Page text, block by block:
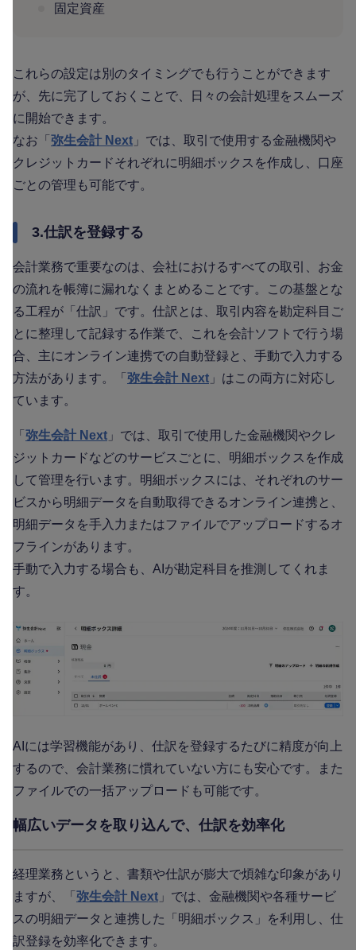
固定資産
これらの設定は別のタイミングでも行うことができます
が、先に完了しておくことで、日々の会計処理をスムーズ
に開始できます。
なお「 弥生会計 Next 」では、取引で使用する金融機関や
クレジットカードそれぞれに明細ボックスを作成し、口座
ごとの管理も可能です。
3.仕訳を登録する
会計業務で重要なのは、会社におけるすべての取引、お金
の流れを帳簿に漏れなくまとめることです。この基盤とな
る工程が「仕訳」です。仕訳とは、取引内容を勘定科目ご
とに整理して記録する作業で、これを会計ソフトで行う場
合、主にオンライン連携での自動登録と、手動で入力する
方法があります。「 弥生会計 Next 」はこの両方に対応し
ています。
「 弥生会計 Next 」では、取引で使用した金融機関やクレ
ジットカードなどのサービスごとに、明細ボックスを作成
して管理を行います。明細ボックスには、それぞれのサー
ビスから明細データを自動取得できるオンライン連携と、
明細データを手入力またはファイルでアップロードするオ
フラインがあります。
手動で入力する場合も、AIが勘定科目を推測してくれま
す。
AIには学習機能があり、仕訳を登録するたびに精度が向上
するので、会計業務に慣れていない方にも安心です。また
ファイルでの一括アップロードも可能です。
幅広いデータを取り込んで、仕訳を効率化
経理業務というと、書類や仕訳が膨大で煩雑な印象があり
ますが、「 弥生会計 Next 」では、金融機関や各種サービ
スの明細データと連携した「明細ボックス」を利用し、仕
訳登録を効率化できます。